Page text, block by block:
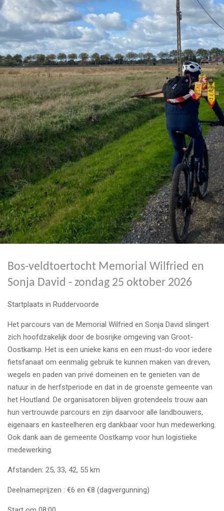
Bos-veldtoertocht Memorial Wilfried en
Sonja David - zondag 25 oktober 2026
Startplaats in Ruddervoorde
Het parcours van de Memorial Wilfried en Sonja David slingert
zich hoofdzakelijk door de bosrijke omgeving van Groot-
Oostkamp. Het is een unieke kans en een must-do voor iedere
fietsfanaat om eenmalig gebruik te kunnen maken van dreven,
wegels en paden van privé domeinen en te genieten van de
natuur in de herfstperiode en dat in de groenste gemeente van
het Houtland. De organisatoren blijven grotendeels trouw aan
hun vertrouwde parcours en zijn daarvoor alle landbouwers,
eigenaars en kasteelheren erg dankbaar voor hun medewerking.
Ook dank aan de gemeente Oostkamp voor hun logistieke
medewerking.
Afstanden: 25, 33, 42, 55 km
Deelnameprijzen : €6 en €8 (dagvergunning)